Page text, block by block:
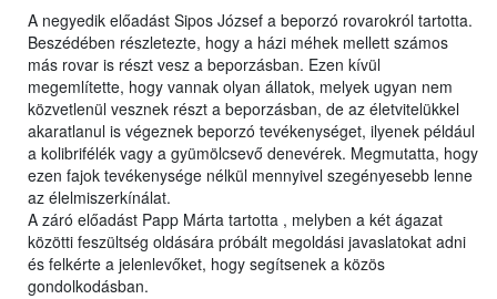
A negyedik előadást Sipos József a beporzó rovarokról tartotta.
Beszédében részletezte, hogy a házi méhek mellett számos
más rovar is részt vesz a beporzásban. Ezen kívül
megemlítette, hogy vannak olyan állatok, melyek ugyan nem
közvetlenül vesznek részt a beporzásban, de az életvitelükkel
akaratlanul is végeznek beporzó tevékenységet, ilyenek például
a kolibrifélék vagy a gyümölcsevő denevérek. Megmutatta, hogy
ezen fajok tevékenysége nélkül mennyivel szegényesebb lenne
az élelmiszerkínálat.
A záró előadást Papp Márta tartotta , melyben a két ágazat
közötti feszültség oldására próbált megoldási javaslatokat adni
és felkérte a jelenlevőket, hogy segítsenek a közös
gondolkodásban.